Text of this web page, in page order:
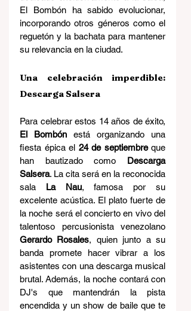
El Bombón ha sabido evolucionar,
incorporando otros géneros como el
reguetón y la bachata para mantener
su relevancia en la ciudad.
Una celebración imperdible:
Descarga Salsera
El Bombón está organizando una
fiesta épica el 24 de septiembre que
han bautizado como Descarga
Salsera. La cita será en la reconocida
sala La Nau, famosa por su
excelente acústica. El plato fuerte de
la noche será el concierto en vivo del
Gerardo Rosales, quien junto a su
banda promete hacer vibrar a los
asistentes con una descarga musical
brutal. Además, la noche contará con
DJ's que mantendrán la pista
encendida y un show de baile que te